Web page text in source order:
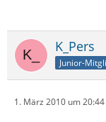
K_Pers
Junior-
1. März 2010 um 20:44